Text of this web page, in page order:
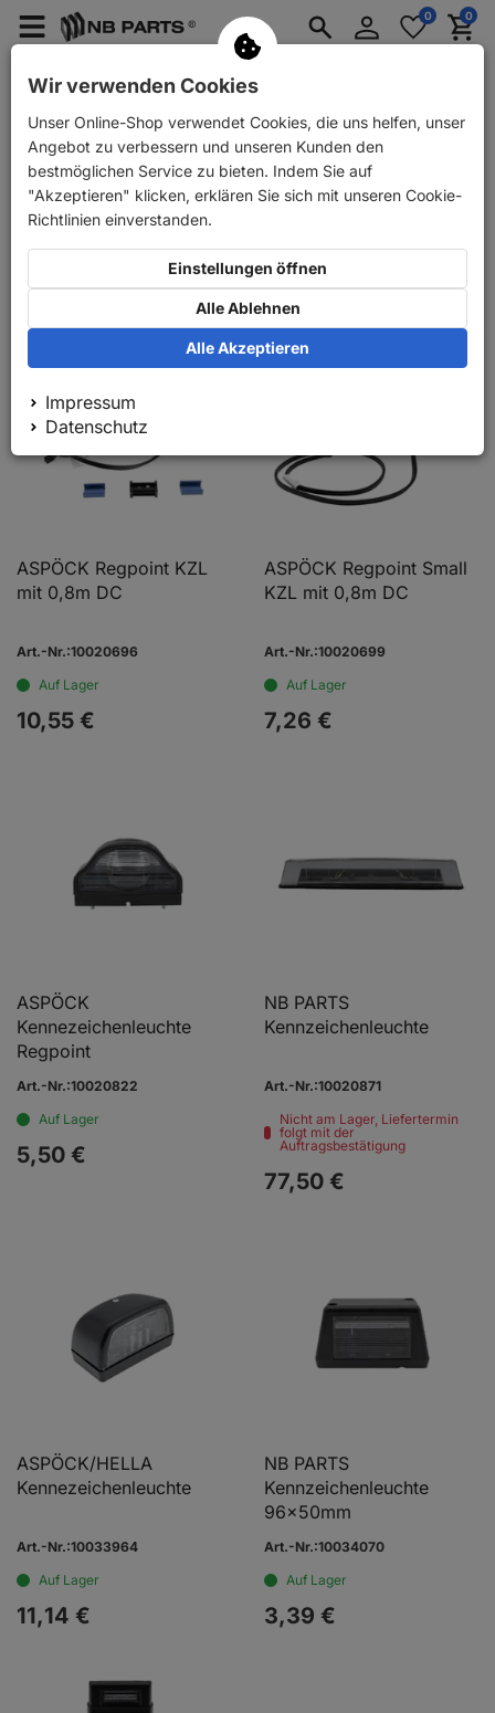
Menü
PKW Anhänger Ersatzteile
AnmeldenMerkzettel
aufklappen
0 0
PKW Anhänger Ersatzteile Beleuchtung
Kennzeichenbeleuchtung
Relevanz
100 1
ASPÖCK Regpoint KZL
mit 0,8m DC
Art.-Nr.:10020696
Auf Lager
10,55 €
ASPÖCK Regpoint Small
KZL mit 0,8m DC
Art.-Nr.:10020699
Auf Lager
7,26 €
ASPÖCK
Kennezeichenleuchte
Regpoint
Art.-Nr.:10020822
Auf Lager
5,50 €
NB PARTS
Kennzeichenleuchte
Art.-Nr.:10020871
Nicht am Lager, Liefertermin
folgt mit der
Auftragsbestätigung
77,50 €
ASPÖCK/HELLA
Kennezeichenleuchte
Art.-Nr.:10033964
Auf Lager
11,14 €
NB PARTS
Kennzeichenleuchte
96x50mm
Art.-Nr.:10034070
Auf Lager
3,39 €
Wir verwenden Cookies
Unser Online-Shop verwendet Cookies, die uns helfen, unser
Angebot zu verbessern und unseren Kunden den
bestmöglichen Service zu bieten. Indem Sie auf
"Akzeptieren" klicken, erklären Sie sich mit unseren Cookie-
Richtlinien einverstanden.
Einstellungen öffnen
Alle Ablehnen
Alle Akzeptieren
Impressum
Datenschutz